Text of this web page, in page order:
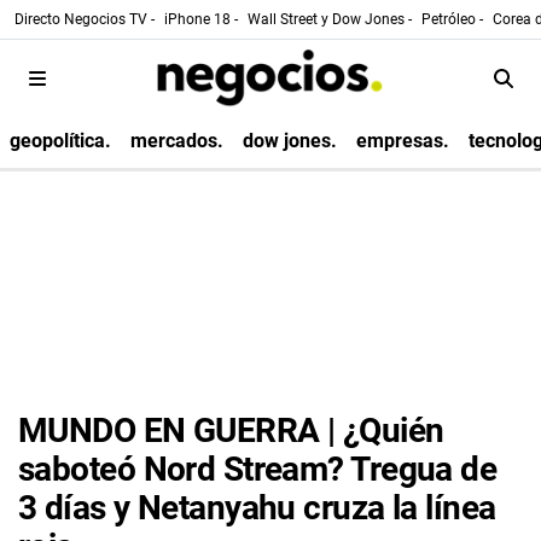
Directo Negocios TV - iPhone 18 - Wall Street y Dow Jones - Petróleo - Corea
geopolítica. mercados. dow jones. empresas.
MUNDO EN GUERRA | ¿Quién
saboteó Nord Stream? Tregua de
3 días y Netanyahu cruza la línea